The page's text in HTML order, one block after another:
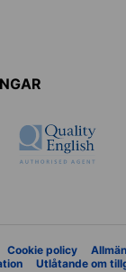
Cookie policy
Utlåtande om